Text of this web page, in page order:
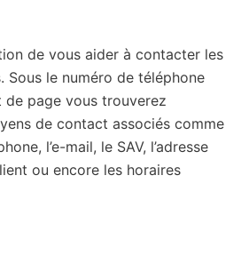
de vous aider à contacter les
Sous le numéro de téléphone
de page vous trouverez
de contact associés comme
l’e-mail, le SAV, l’adresse
ou encore les horaires